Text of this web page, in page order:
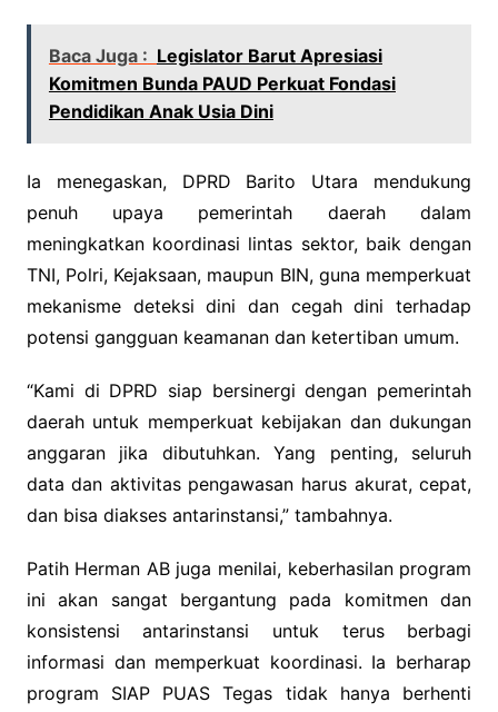
Baca Juga : Legislator Barut Apresiasi
Komitmen Bunda PAUD Perkuat Fondasi
Pendidikan Anak Usia Dini
Ia menegaskan, DPRD Barito Utara mendukung
penuh upaya pemerintah daerah dalam
meningkatkan koordinasi lintas sektor, baik dengan
TNI, Polri, Kejaksaan, maupun BIN, guna memperkuat
mekanisme deteksi dini dan cegah dini terhadap
potensi gangguan keamanan dan ketertiban umum.
“Kami di DPRD siap bersinergi dengan pemerintah
daerah untuk memperkuat kebijakan dan dukungan
anggaran jika dibutuhkan. Yang penting, seluruh
data dan aktivitas pengawasan harus akurat, cepat,
dan bisa diakses antarinstansi,” tambahnya.
Patih Herman AB juga menilai, keberhasilan program
ini akan sangat bergantung pada komitmen dan
konsistensi antarinstansi untuk terus berbagi
informasi dan memperkuat koordinasi. Ia berharap
program SIAP PUAS Tegas tidak hanya berhenti